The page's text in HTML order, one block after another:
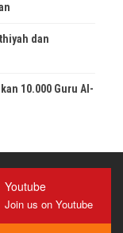
dan
10.000 Guru Al-
Youtube
Join us on Youtube